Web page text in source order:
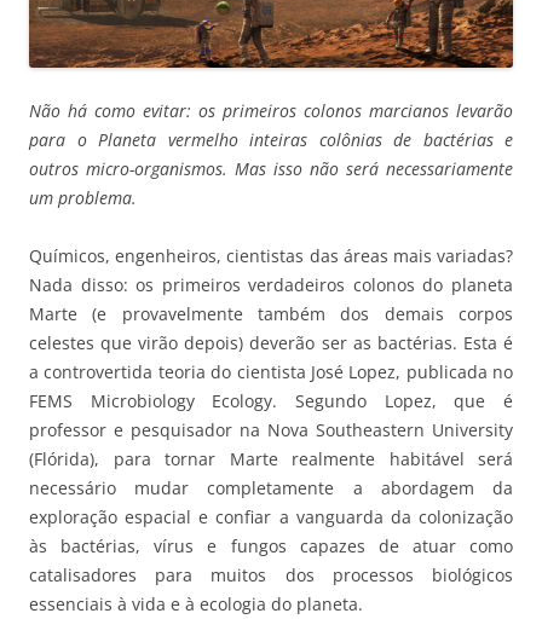
Não há como evitar: os primeiros colonos marcianos levarão
para o Planeta vermelho inteiras colônias de bactérias e
outros micro-organismos. Mas isso não será necessariamente
um problema.
Químicos, engenheiros, cientistas das áreas mais variadas?
Nada disso: os primeiros verdadeiros colonos do planeta
Marte (e provavelmente também dos demais corpos
celestes que virão depois) deverão ser as bactérias. Esta é
a controvertida teoria do cientista José Lopez, publicada no
FEMS Microbiology Ecology. Segundo Lopez, que é
professor e pesquisador na Nova Southeastern University
(Flórida), para tornar Marte realmente habitável será
necessário mudar completamente a abordagem da
exploração espacial e confiar a vanguarda da colonização
às bactérias, vírus e fungos capazes de atuar como
catalisadores para muitos dos processos biológicos
essenciais à vida e à ecologia do planeta.